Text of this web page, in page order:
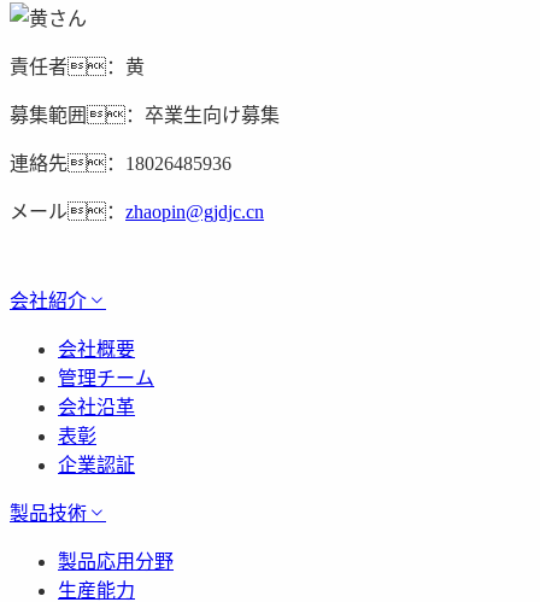
責任者：黄
募集範囲：卒業生向け募集
連絡先：18026485936
メール： zhaopin@gjdjc.cn
会社紹介
会社概要
管理チーム
会社沿革
表彰
企業認証
製品技術
製品応用分野
生産能力